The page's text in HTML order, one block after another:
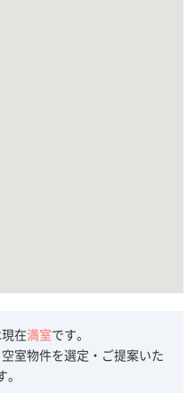
在満室です。
室物件を選定・ご提案いた